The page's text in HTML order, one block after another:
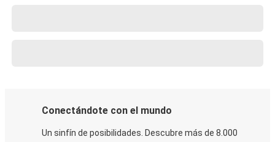
Conectándote con el mundo
Un sinfín de posibilidades. Descubre más de 8.000